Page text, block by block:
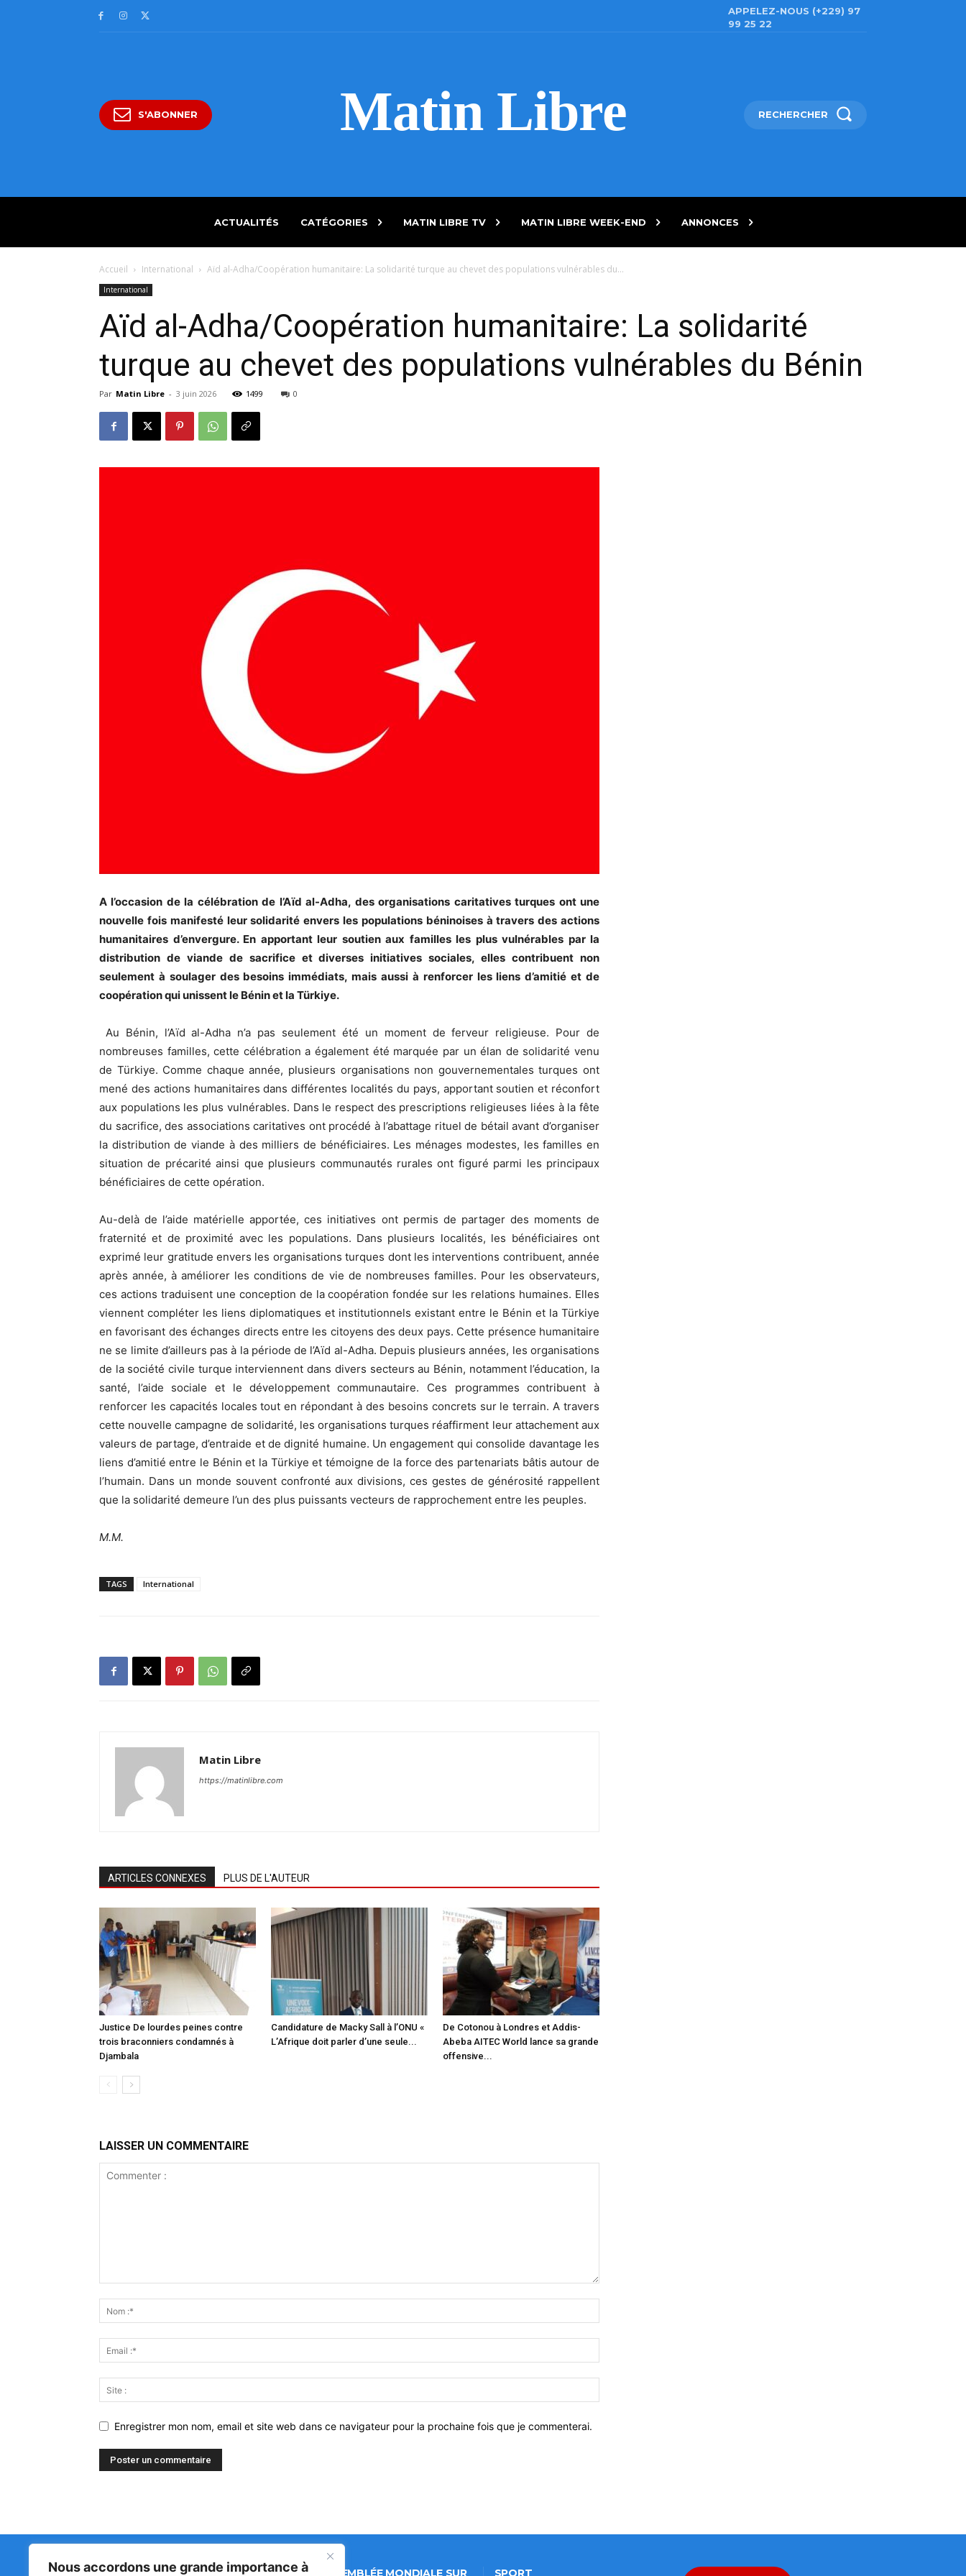
Nous accordons une grande importance à
APPELEZ-NOUS (+229) 97
99 25 22
S'ABONNER Matin Libre RECHERCHER
ACTUALITÉS CATÉGORIES MATIN LIBRE TV MATIN LIBRE WEEK-END ANNONCES
Accueil International Aïd al-Adha/Coopération humanitaire: La solidarité turque au chevet des populations vulnérables du...
International
Aïd al-Adha/Coopération humanitaire: La solidarité
turque au chevet des populations vulnérables du Bénin
Par Matin Libre - 3 juin 2026 1499 0
A l’occasion de la célébration de l’Aïd al-Adha, des organisations caritatives turques ont une
nouvelle fois manifesté leur solidarité envers les populations béninoises à travers des actions
humanitaires d’envergure. En apportant leur soutien aux familles les plus vulnérables par la
distribution de viande de sacrifice et diverses initiatives sociales, elles contribuent non
seulement à soulager des besoins immédiats, mais aussi à renforcer les liens d’amitié et de
coopération qui unissent le Bénin et la Türkiye.
Au Bénin, l’Aïd al-Adha n’a pas seulement été un moment de ferveur religieuse. Pour de
nombreuses familles, cette célébration a également été marquée par un élan de solidarité venu
de Türkiye. Comme chaque année, plusieurs organisations non gouvernementales turques ont
mené des actions humanitaires dans différentes localités du pays, apportant soutien et réconfort
aux populations les plus vulnérables. Dans le respect des prescriptions religieuses liées à la fête
du sacrifice, des associations caritatives ont procédé à l’abattage rituel de bétail avant d’organiser
la distribution de viande à des milliers de bénéficiaires. Les ménages modestes, les familles en
situation de précarité ainsi que plusieurs communautés rurales ont figuré parmi les principaux
bénéficiaires de cette opération.
Au-delà de l’aide matérielle apportée, ces initiatives ont permis de partager des moments de
fraternité et de proximité avec les populations. Dans plusieurs localités, les bénéficiaires ont
exprimé leur gratitude envers les organisations turques dont les interventions contribuent, année
après année, à améliorer les conditions de vie de nombreuses familles. Pour les observateurs,
ces actions traduisent une conception de la coopération fondée sur les relations humaines. Elles
viennent compléter les liens diplomatiques et institutionnels existant entre le Bénin et la Türkiye
en favorisant des échanges directs entre les citoyens des deux pays. Cette présence humanitaire
ne se limite d’ailleurs pas à la période de l’Aïd al-Adha. Depuis plusieurs années, les organisations
de la société civile turque interviennent dans divers secteurs au Bénin, notamment l’éducation, la
santé, l’aide sociale et le développement communautaire. Ces programmes contribuent à
renforcer les capacités locales tout en répondant à des besoins concrets sur le terrain. A travers
cette nouvelle campagne de solidarité, les organisations turques réaffirment leur attachement aux
valeurs de partage, d’entraide et de dignité humaine. Un engagement qui consolide davantage les
liens d’amitié entre le Bénin et la Türkiye et témoigne de la force des partenariats bâtis autour de
l’humain. Dans un monde souvent confronté aux divisions, ces gestes de générosité rappellent
que la solidarité demeure l’un des plus puissants vecteurs de rapprochement entre les peuples.
M.M.
TAGS International
Matin Libre
https://matinlibre.com
ARTICLES CONNEXES PLUS DE L'AUTEUR
Justice De lourdes peines contre
trois braconniers condamnés à
Djambala
Candidature de Macky Sall à l’ONU «
L’Afrique doit parler d’une seule...
De Cotonou à Londres et Addis-
Abeba AITEC World lance sa grande
offensive...
LAISSER UN COMMENTAIRE
Enregistrer mon nom, email et site web dans ce navigateur pour la prochaine fois que je commenterai.
47ᵉ ASSEMBLÉE MONDIALE SUR SPORT